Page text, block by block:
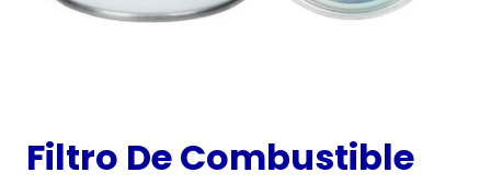
Filtro De Combustible